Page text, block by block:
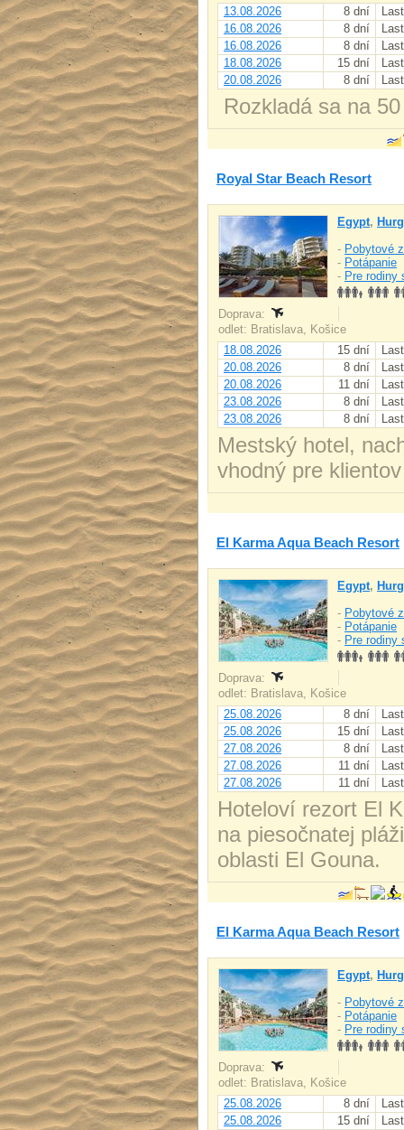
13.08.2026 8 dní
16.08.2026
8 dní
16.08.2026
8 dní
18.08.2026
15 dní
20.08.2026
8 dní
Rozkladá sa na
Royal Star Beach Resort
Egypt,
- Pobytové
- Potápanie
- Pre rodiny
Doprava:
odlet: Bratislava, Košice
18.08.2026
15 dní
20.08.2026
8 dní
20.08.2026
11 dní
23.08.2026
8 dní
23.08.2026
8 dní
Mestský hotel,
vhodný pre
El Karma Aqua Beach Resort
Egypt,
- Pobytové
- Potápanie
- Pre rodiny
Doprava:
odlet: Bratislava, Košice
25.08.2026
8 dní
25.08.2026
15 dní
27.08.2026
8 dní
27.08.2026
11 dní
27.08.2026
11 dní
Hoteloví rezort El
na piesočnatej
oblasti El Gouna.
El Karma Aqua Beach Resort
Egypt,
- Pobytové
- Potápanie
- Pre rodiny
Doprava:
odlet: Bratislava, Košice
25.08.2026
8 dní
25.08.2026
15 dní